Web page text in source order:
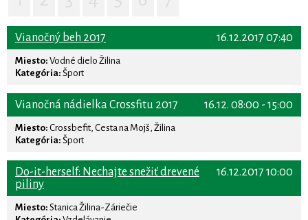
16.12.2017 07:40
Vianočný beh 2017
Miesto: Vodné dielo Žilina
Kategória: Šport
16.12. 08:00 - 15:00
Vianočná nádielka Crossfitu 2017
Miesto: Crossbefit, Cesta na Mojš, Žilina
Kategória: Šport
16.12.2017 10:00
Do-it-herself: Nechajte snežiť drevené
piliny
Miesto: Stanica Žilina-Záriečie